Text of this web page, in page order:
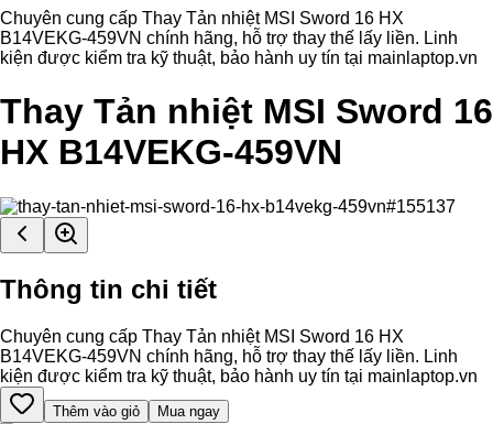
Chuyên cung cấp Thay Tản nhiệt MSI Sword 16 HX
B14VEKG-459VN chính hãng, hỗ trợ thay thế lấy liền. Linh
kiện được kiểm tra kỹ thuật, bảo hành uy tín tại mainlaptop.vn
Thay Tản nhiệt MSI Sword 16
HX B14VEKG-459VN
Thông tin chi tiết
Chuyên cung cấp Thay Tản nhiệt MSI Sword 16 HX
B14VEKG-459VN chính hãng, hỗ trợ thay thế lấy liền. Linh
kiện được kiểm tra kỹ thuật, bảo hành uy tín tại mainlaptop.vn
Thêm vào giỏ Mua ngay